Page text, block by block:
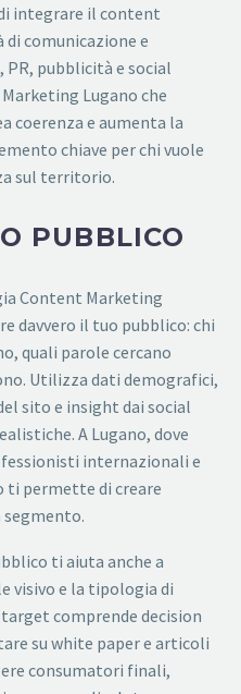
integrare il content
comunicazione e
pubblicità e social
Lugano che
coerenza e aumenta la
chiave per chi vuole
sul territorio.
PUBBLICO
Content Marketing
davvero il tuo pubblico: chi
quali parole cercano
Utilizza dati demografici,
sito e insight dai social
A Lugano, dove
internazionali e
permette di creare
segmento.
ti aiuta anche a
visivo e la tipologia di
comprende decision
su white paper e articoli
consumatori finali,